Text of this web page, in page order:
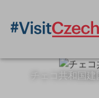
チェコ共和国